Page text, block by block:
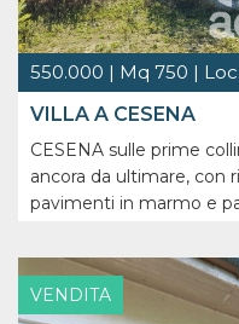
550.000 | Mq 750 |
VILLA A CESENA
CESENA sulle prime
ancora da ultimare, con
pavimenti in marmo e
pavimento in cotto,
zanzariere, parco
VENDITA